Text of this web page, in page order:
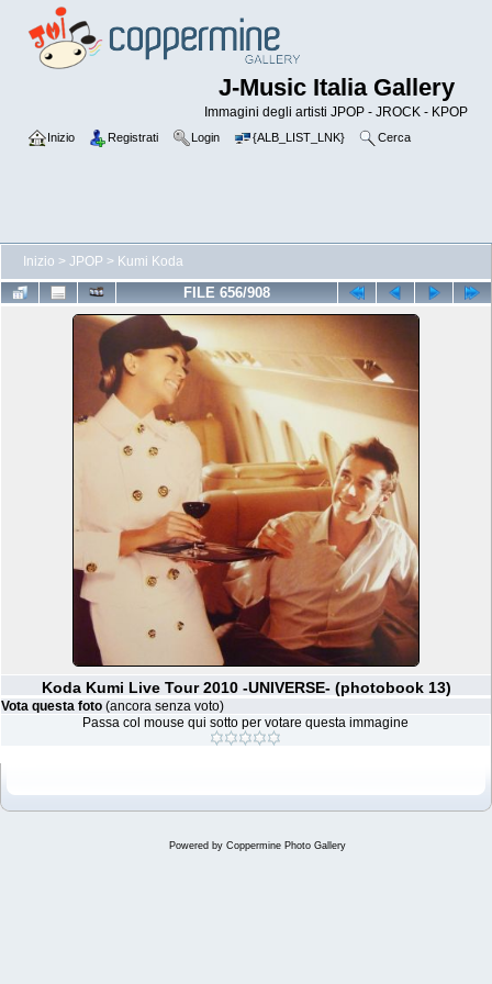
J-Music Italia Gallery
Immagini degli artisti JPOP - JROCK - KPOP
Inizio Registrati Login {ALB_LIST_LNK} Cerca
Inizio > JPOP > Kumi Koda
FILE 656/908
Koda Kumi Live Tour 2010 -UNIVERSE- (photobook 13)
Vota questa foto (ancora senza voto)
Passa col mouse qui sotto per votare questa immagine
Powered by Coppermine Photo Gallery